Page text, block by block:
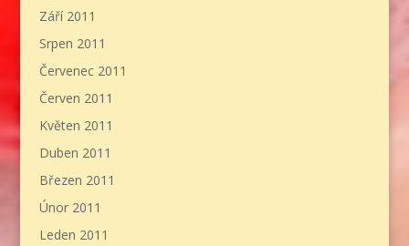
Září 2011
Srpen 2011
Červenec 2011
Červen 2011
Květen 2011
Duben 2011
Březen 2011
Únor 2011
Leden 2011